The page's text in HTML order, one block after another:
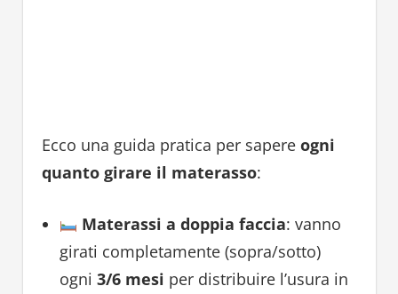
Ecco una guida pratica per sapere ogni
quanto girare il materasso:
Materassi a doppia faccia: vanno
girati completamente (sopra/sotto)
ogni 3/6 mesi per distribuire l’usura in